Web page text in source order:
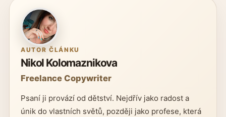
AUTOR ČLÁNKU
Nikol Kolomaznikova
Freelance Copywriter
Psaní ji provází od dětství. Nejdřív jako radost a
únik do vlastních světů, později jako profese, která